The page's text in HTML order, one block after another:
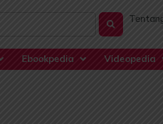
Ebookpedia Videopedia